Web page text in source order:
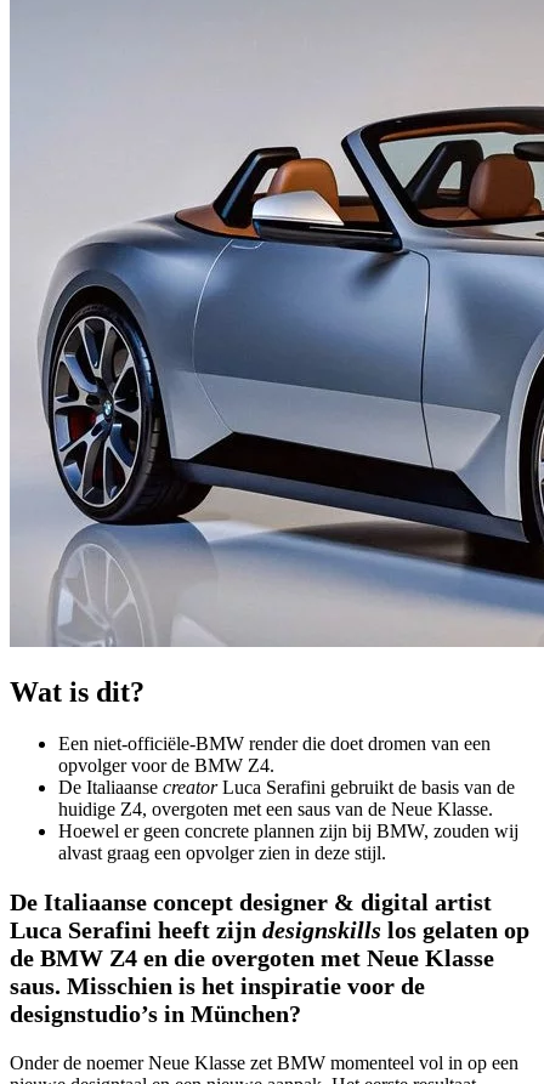
Wat is dit?
Een niet-officiële-BMW render die doet dromen van een
opvolger voor de BMW Z4.
De Italiaanse creatorLuca Serafini gebruikt de basis van de
huidige Z4, overgoten met een saus van de Neue Klasse.
Hoewel er geen concrete plannen zijn bij BMW, zouden wij
alvast graag een opvolger zien in deze stijl.
De Italiaanse concept designer & digital artist
Luca Serafini heeft zijn designskills los gelaten op
de BMW Z4 en die overgoten met Neue Klasse
saus. Misschien is het inspiratie voor de
designstudio’s in München?
Onder de noemer Neue Klasse zet BMW momenteel vol in op een